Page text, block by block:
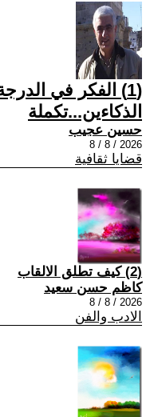
(1) الفكر في
الذكاءين...تكملة
حسين عجيب
2026 / 8 / 8
قضايا ثقافية
(2) كيف تطلق الالقاب
كاظم حسن سعيد
2026 / 8 / 8
الادب والفن